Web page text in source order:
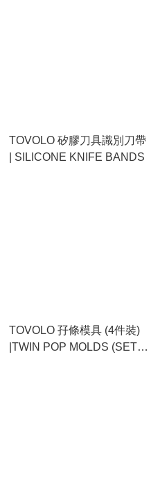
TOVOLO 矽膠刀具識別刀帶
| SILICONE KNIFE BANDS
TOVOLO 孖條模具 (4件裝)
|TWIN POP MOLDS (SET